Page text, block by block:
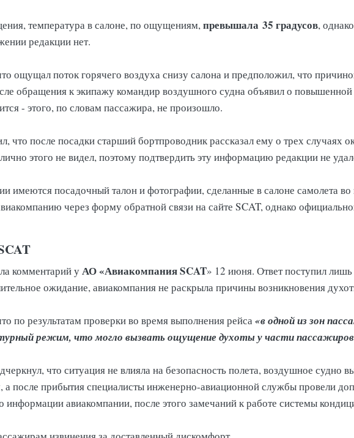
температура в салоне, по ощущениям,превышала 35 градусов,
редакции нет.
ощущал поток горячего воздуха снизу салона и предположил, что
обращения к экипажу командир воздушного судна объявил о
- этого, по словам пассажира, не произошло.
что после посадки старший бортпроводник рассказал ему о трех случаях
этого не видел, поэтому подтвердить эту информацию редакции не
имеются посадочный талон и фотографии, сделанные в салоне самолета
через форму обратной связи на сайте SCAT, однако
комментарий уАО «Авиакомпания SCAT» 12 июня. Ответ поступил лишь
ожидание, авиакомпания не раскрыла причины возникновения
по результатам проверки во время выполнения рейса«в одной из зон
режим, что могло вызвать ощущение духоты у части
что ситуация не влияла на безопасность полета, воздушное судно
а после прибытия специалисты инженерно-авиационной службы провели
авиакомпании, после этого замечаний к работе системы